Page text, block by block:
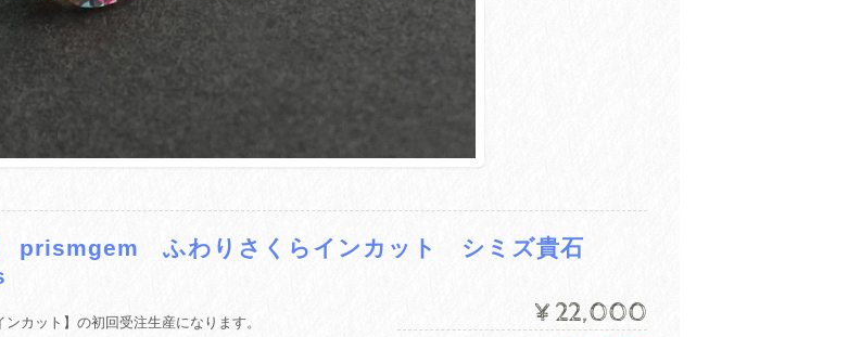
】 prismgem ふわりさくらインカット シミズ貴石
カット】の初回受注生産になります。
¥22,000